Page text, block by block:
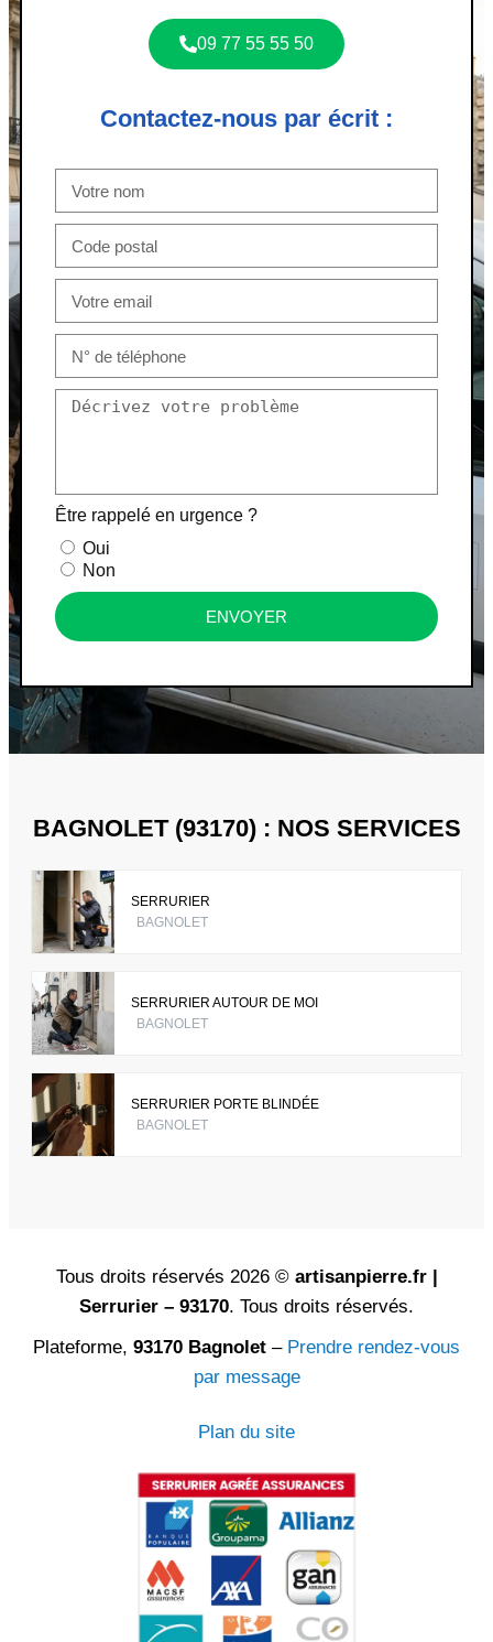
09 77 55 55 50
Contactez-nous par écrit :
Être rappelé en urgence ?
Oui
Non
ENVOYER
BAGNOLET (93170) : NOS SERVICES
SERRURIER
BAGNOLET
SERRURIER AUTOUR DE MOI
BAGNOLET
SERRURIER PORTE BLINDÉE
BAGNOLET
Tous droits réservés 2026 © artisanpierre.fr |
Serrurier – 93170. Tous droits réservés.
Plateforme, 93170 Bagnolet – Prendre rendez-vous
par message
Plan du site